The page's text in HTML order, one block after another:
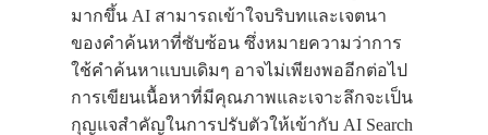
มากขึ้น AI สามารถเข้าใจบริบทและเจตนา
ของคำค้นหาที่ซับซ้อน ซึ่งหมายความว่าการ
ใช้คำค้นหาแบบเดิมๆ อาจไม่เพียงพออีกต่อไป
การเขียนเนื้อหาที่มีคุณภาพและเจาะลึกจะเป็น
กุญแจสำคัญในการปรับตัวให้เข้ากับ AI Search